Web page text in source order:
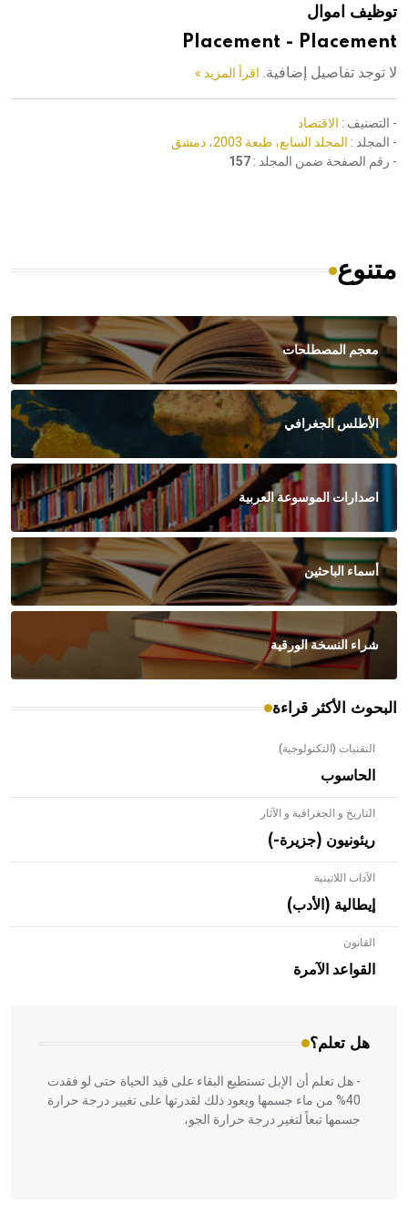
هيئة الموسوعة العربية تطلق موسوعات جديدة في عام 2026توظيف اموال
Placement - Placement
لا توجد تفاصيل إضافية. اقرأ المزيد »
- التصنيف : الاقتصاد
- المجلد : المجلد السابع، طبعة 2003، دمشق
- رقم الصفحة ضمن المجلد : 157
متنوع
معجم المصطلحات
الأطلس الجغرافي
اصدارات الموسوعة العربية
أسماء الباحثين
شراء النسخة الورقية
البحوث الأكثر قراءة
التقنيات (التكنولوجية)
الحاسوب
التاريخ و الجغرافية و الآثار
ريئونيون (جزيرة-)
الآداب اللاتينية
إيطالية (الأدب)
القانون
القواعد الآمرة
هل تعلم؟
- هل تعلم أن الأبلق نوع من الفنون الهندسية التي ارتبطت
بالعمارة الإسلامية في بلاد الشام ومصر خاصة، حيث يحرص
المعمار على بناء مداميكه وخاصة في الواجهات
- هل تعلم أن الإبل تستطيع البقاء على قيد الحياة حتى لو فقدت
40% من ماء جسمها ويعود ذلك لقدرتها على تغيير درجة حرارة
جسمها تبعاً لتغير درجة حرارة الجو،